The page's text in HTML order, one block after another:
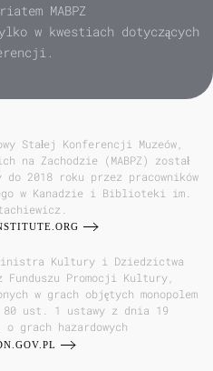
MABPZ
w kwestiach dotyczących
Stałej Konferencji Muzeów,
na Zachodzie (MABPZ) został
2018 roku przez pracowników
w Kanadzie i Biblioteki im.
Ministra Kultury i Dziedzictwa
z Funduszu Promocji Kultury,
w grach objętych monopolem
ust. 1 ustawy z dnia 19
grach hazardowych